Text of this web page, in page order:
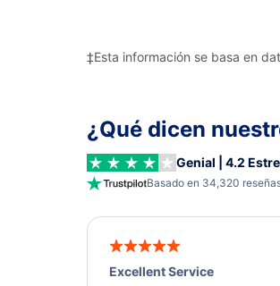
‡Esta información se basa en
¿Qué dicen
Genial | 4.2
Basado en 34,320
Excellent Service